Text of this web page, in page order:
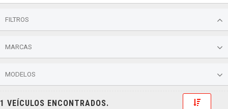
FILTROS
MARCAS
MODELOS
1 VEÍCULOS ENCONTRADOS. Toggle